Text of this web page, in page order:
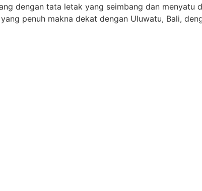
dengan tata letak yang seimbang dan
penuh makna dekat dengan Uluwatu, Bali,